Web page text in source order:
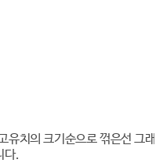
유치의 크기순으로 꺾은선 그
다.